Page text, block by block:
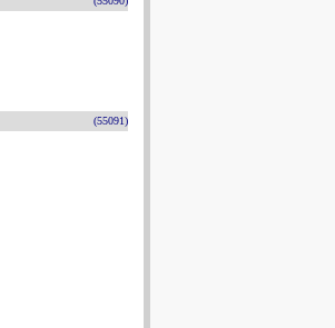
(55091)